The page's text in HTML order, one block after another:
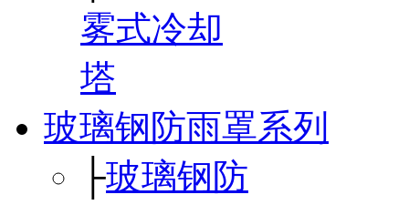
雾式冷却
塔
玻璃钢防雨罩系列
├玻璃钢防